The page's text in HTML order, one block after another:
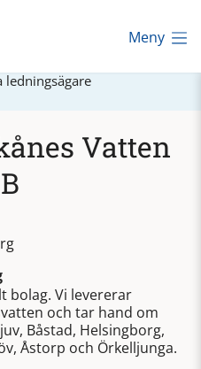
Meny
ledningsägare
Vatten
bolag. Vi levererar
och tar hand om
Båstad, Helsingborg,
Åstorp och Örkelljunga.